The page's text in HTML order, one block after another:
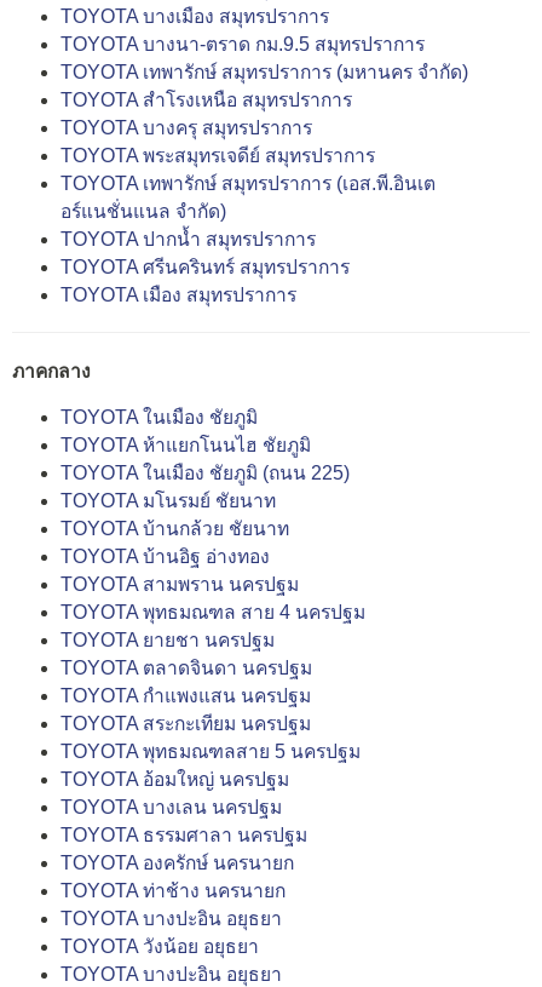
TOYOTA บางเมือง สมุทรปราการ
TOYOTA บางนา-ตราด กม.9.5 สมุทรปราการ
TOYOTA เทพารักษ์ สมุทรปราการ (มหานคร จำกัด)
TOYOTA สำโรงเหนือ สมุทรปราการ
TOYOTA บางครุ สมุทรปราการ
TOYOTA พระสมุทรเจดีย์ สมุทรปราการ
TOYOTA เทพารักษ์ สมุทรปราการ (เอส.พี.อินเต
อร์แนชั่นแนล จำกัด)
TOYOTA ปากน้ำ สมุทรปราการ
TOYOTA ศรีนครินทร์ สมุทรปราการ
TOYOTA เมือง สมุทรปราการ
ภาคกลาง
TOYOTA ในเมือง ชัยภูมิ
TOYOTA ห้าแยกโนนไฮ ชัยภูมิ
TOYOTA ในเมือง ชัยภูมิ (ถนน 225)
TOYOTA มโนรมย์ ชัยนาท
TOYOTA บ้านกล้วย ชัยนาท
TOYOTA บ้านอิฐ อ่างทอง
TOYOTA สามพราน นครปฐม
TOYOTA พุทธมณฑล สาย 4 นครปฐม
TOYOTA ยายชา นครปฐม
TOYOTA ตลาดจินดา นครปฐม
TOYOTA กำแพงแสน นครปฐม
TOYOTA สระกะเทียม นครปฐม
TOYOTA พุทธมณฑลสาย 5 นครปฐม
TOYOTA อ้อมใหญ่ นครปฐม
TOYOTA บางเลน นครปฐม
TOYOTA ธรรมศาลา นครปฐม
TOYOTA องครักษ์ นครนายก
TOYOTA ท่าช้าง นครนายก
TOYOTA บางปะอิน อยุธยา
TOYOTA วังน้อย อยุธยา
TOYOTA บางปะอิน อยุธยา